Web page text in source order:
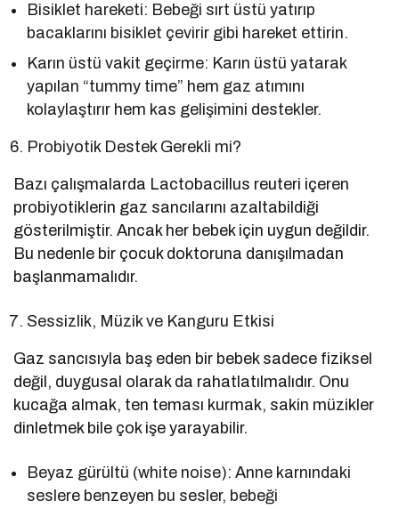
Bisiklet hareketi: Bebeği sırt üstü yatırıp
bacaklarını bisiklet çevirir gibi hareket ettirin.
Karın üstü vakit geçirme: Karın üstü yatarak
yapılan “tummy time” hem gaz atımını
kolaylaştırır hem kas gelişimini destekler.
Probiyotik Destek Gerekli mi?
Bazı çalışmalarda Lactobacillus reuteri içeren
probiyotiklerin gaz sancılarını azaltabildiği
gösterilmiştir. Ancak her bebek için uygun değildir.
Bu nedenle bir çocuk doktoruna danışılmadan
başlanmamalıdır.
Sessizlik, Müzik ve Kanguru Etkisi
Gaz sancısıyla baş eden bir bebek sadece fiziksel
değil, duygusal olarak da rahatlatılmalıdır. Onu
kucağa almak, ten teması kurmak, sakin müzikler
dinletmek bile çok işe yarayabilir.
Beyaz gürültü (white noise): Anne karnındaki
seslere benzeyen bu sesler, bebeği